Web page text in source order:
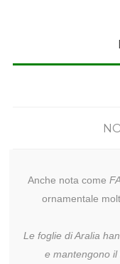
Anche nota come
ornamentale
Le foglie di Aralia
e mantengono il